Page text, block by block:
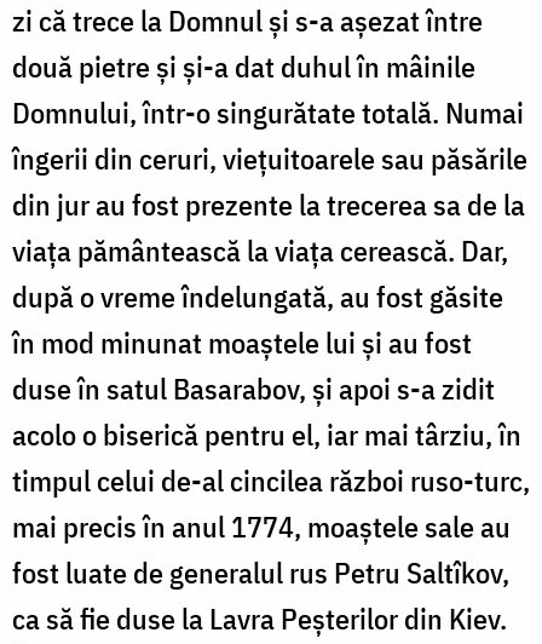
zi că trece la Domnul și s-a așezat între
două pietre și și-a dat duhul în mâinile
Domnului, într-o singurătate totală. Numai
îngerii din ceruri, viețuitoarele sau păsările
din jur au fost prezente la trecerea sa de la
viața pământească la viața cerească. Dar,
după o vreme îndelungată, au fost găsite
în mod minunat moaștele lui și au fost
duse în satul Basarabov, și apoi s-a zidit
acolo o biserică pentru el, iar mai târziu, în
timpul celui de-al cincilea război ruso-turc,
mai precis în anul 1774, moaștele sale au
fost luate de generalul rus Petru Saltîkov,
ca să fie duse la Lavra Peșterilor din Kiev.